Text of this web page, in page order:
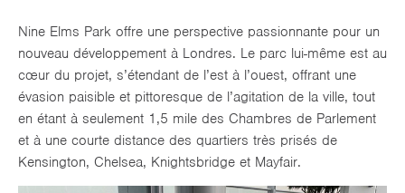
Nine Elms Park offre une perspective passionnante pour un
nouveau développement à Londres. Le parc lui-même est au
cœur du projet, s’étendant de l’est à l’ouest, offrant une
évasion paisible et pittoresque de l’agitation de la ville, tout
en étant à seulement 1,5 mile des Chambres de Parlement
et à une courte distance des quartiers très prisés de
Kensington, Chelsea, Knightsbridge et Mayfair.